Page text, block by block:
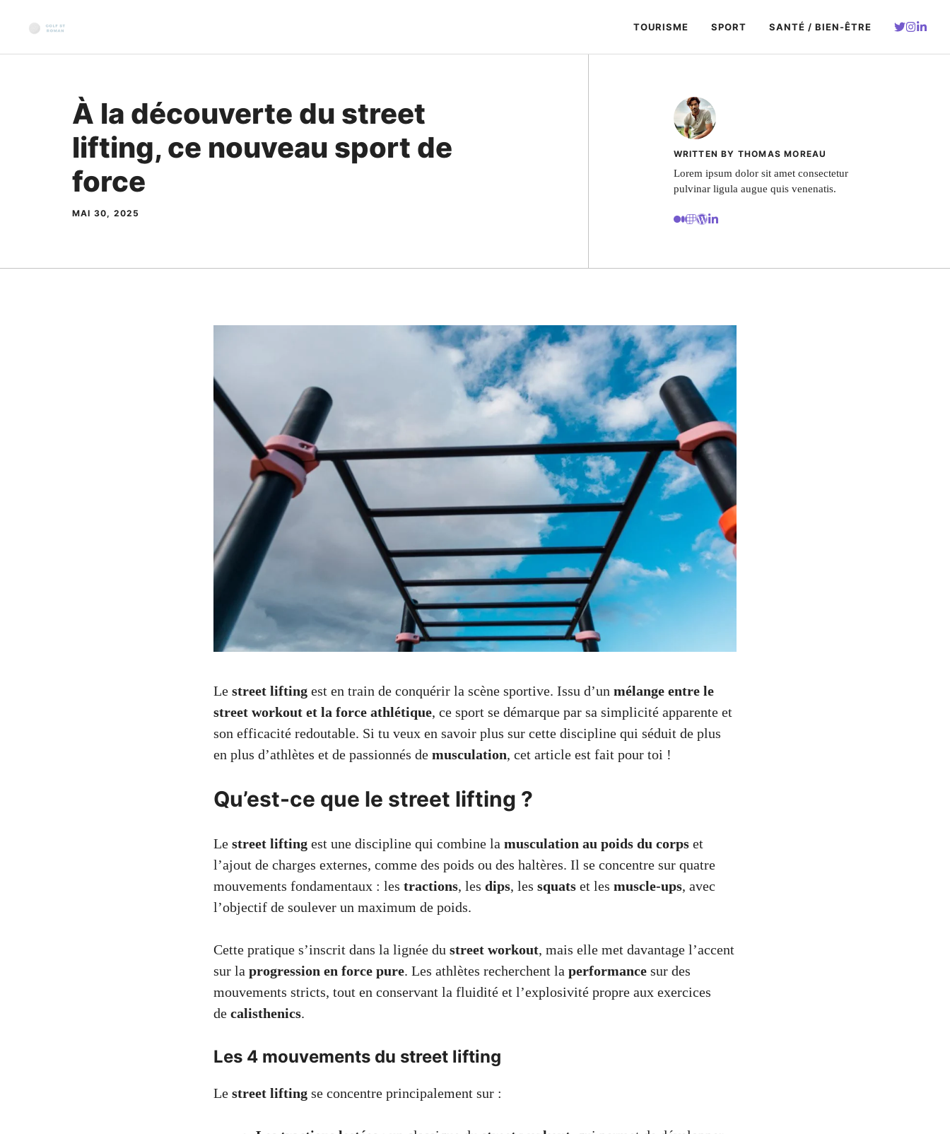
contenu
TOURISME SPORT SANTÉ / BIEN-ÊTRE
À la découverte du street
lifting, ce nouveau sport de
force
MAI 30, 2025
WRITTEN BY THOMAS MOREAU
Lorem ipsum dolor sit amet consectetur
pulvinar ligula augue quis venenatis.
Le street lifting est en train de conquérir la scène sportive. Issu d’un mélange entre le
street workout et la force athlétique, ce sport se démarque par sa simplicité apparente et
son efficacité redoutable. Si tu veux en savoir plus sur cette discipline qui séduit de plus
en plus d’athlètes et de passionnés de musculation, cet article est fait pour toi !
Qu’est-ce que le street lifting ?
Le street lifting est une discipline qui combine la musculation au poids du corps et
l’ajout de charges externes, comme des poids ou des haltères. Il se concentre sur quatre
mouvements fondamentaux : les tractions, les dips, les squats et les muscle-ups, avec
l’objectif de soulever un maximum de poids.
Cette pratique s’inscrit dans la lignée du street workout, mais elle met davantage l’accent
sur la progression en force pure. Les athlètes recherchent la performance sur des
mouvements stricts, tout en conservant la fluidité et l’explosivité propre aux exercices
de calisthenics.
Les 4 mouvements du street lifting
Le street lifting se concentre principalement sur :